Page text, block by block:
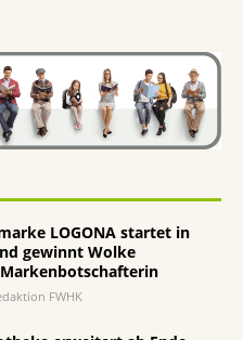
LOGONA startet in
gewinnt Wolke
FWHK